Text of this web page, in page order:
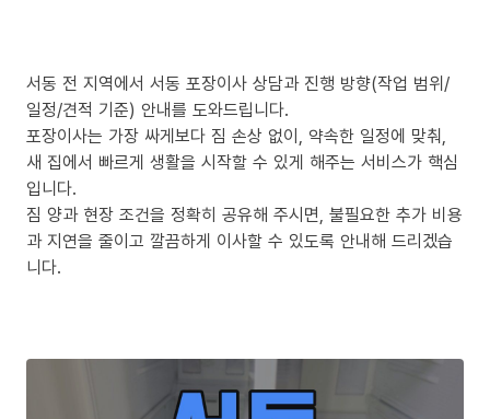
서동 전 지역에서 서동 포장이사 상담과 진행 방향(작업 범위/
일정/견적 기준) 안내를 도와드립니다.
포장이사는 가장 싸게보다 짐 손상 없이, 약속한 일정에 맞춰,
새 집에서 빠르게 생활을 시작할 수 있게 해주는 서비스가 핵심
입니다.
짐 양과 현장 조건을 정확히 공유해 주시면, 불필요한 추가 비용
과 지연을 줄이고 깔끔하게 이사할 수 있도록 안내해 드리겠습
니다.